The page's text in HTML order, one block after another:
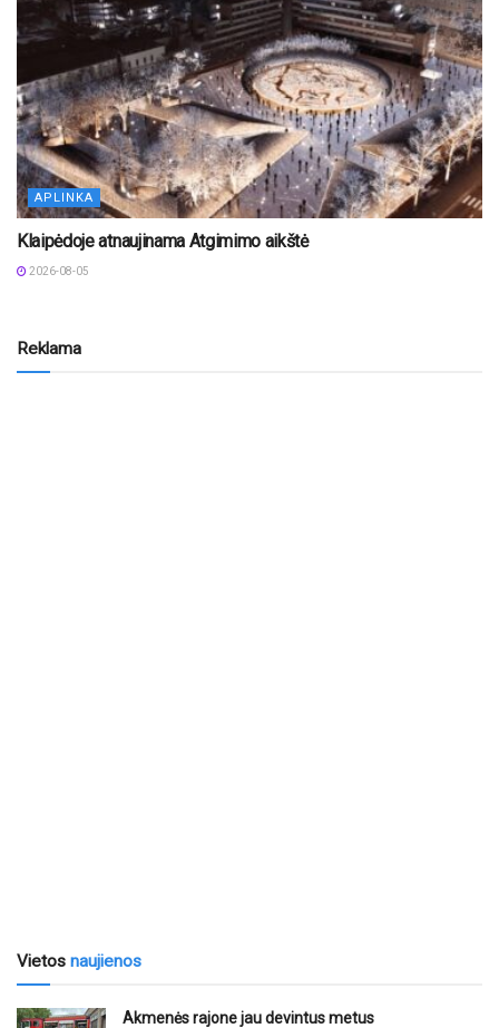
APLINKA
Klaipėdoje atnaujinama Atgimimo aikštė
2026-08-05
Reklama
Vietos naujienos
Akmenės rajone jau devintus metus